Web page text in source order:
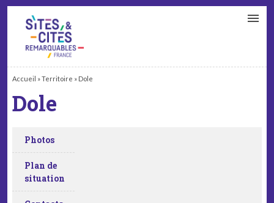
Accueil »Territoire » Dole
Dole
Photos
Plan de
situation